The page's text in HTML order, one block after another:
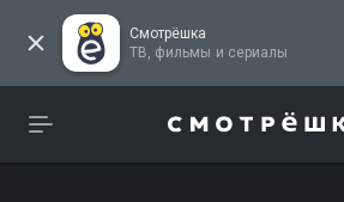
Смотрёшка
ТВ, фильмы и сериалы